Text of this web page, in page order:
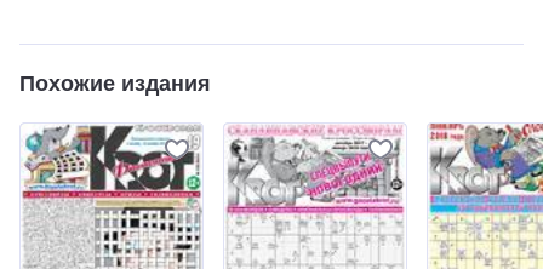
Похожие издания